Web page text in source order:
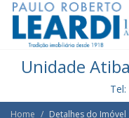
Unidade
Tel:
Home Detalhes do Imóvel